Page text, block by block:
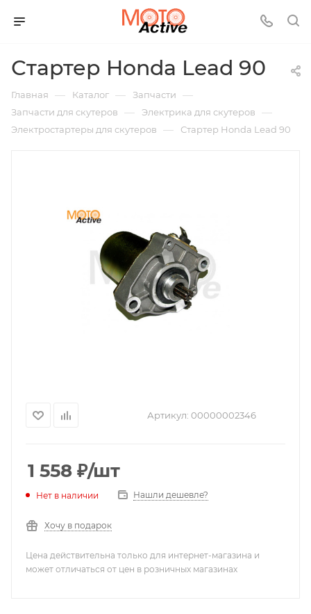
Стартер Honda Lead 90
Главная — Каталог — Запчасти —
Запчасти для скутеров — Электрика для скутеров —
Электростартеры для скутеров — Стартер Honda Lead 90
Артикул: 00000002346
1 558 ₽/шт
Нет в наличии Нашли дешевле?
Хочу в подарок
Цена действительна только для интернет-магазина и
может отличаться от цен в розничных магазинах